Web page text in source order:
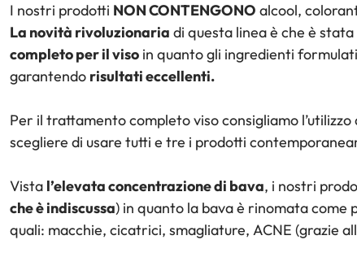
I nostri prodotti NON CONTENGONO alcool,
La novità rivoluzionaria di questa linea è che è
completo per il viso in quanto gli ingredienti
garantendo risultati eccellenti.
Per il trattamento completo viso consigliamo
scegliere di usare tutti e tre i prodotti
Vista l’elevata concentrazione di bava, i nostri
che è indiscussa) in quanto la bava è rinomata
quali: macchie, cicatrici, smagliature, ACNE (grazie